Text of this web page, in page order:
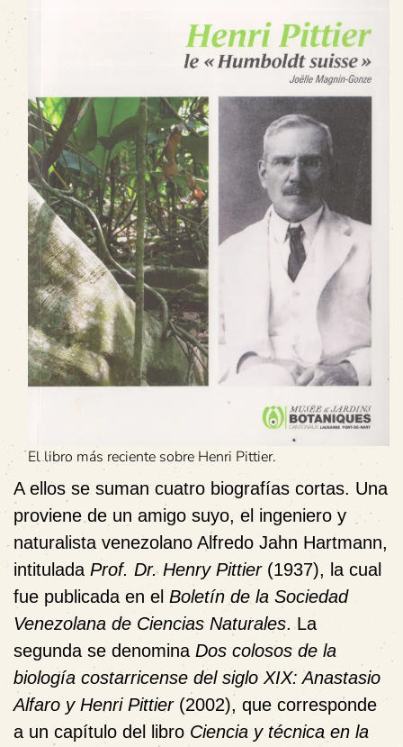
El libro más reciente sobre Henri Pittier.
A ellos se suman cuatro biografías cortas. Una
proviene de un amigo suyo, el ingeniero y
naturalista venezolano Alfredo Jahn Hartmann,
intitulada Prof. Dr. Henry Pittier(1937), la cual
fue publicada en el Boletín de la Sociedad
Venezolana de Ciencias Naturales. La
segunda se denomina Dos colosos de la
biología costarricense del siglo XIX: Anastasio
Alfaro y Henri Pittier(2002), que corresponde
a un capítulo del libro Ciencia y técnica en la